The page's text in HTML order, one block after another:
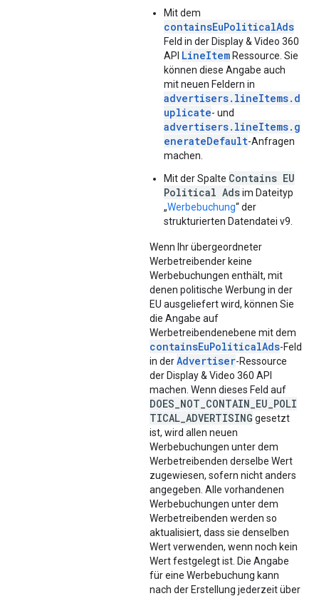
Mit dem
containsEuPoliticalAds
Feld in der Display & Video 360
API LineItem Ressource. Sie
können diese Angabe auch
mit neuen Feldern in
advertisers.lineItems.d
uplicate- und
advertisers.lineItems.g
enerateDefault-Anfragen
machen.
Mit der Spalte Contains EU
Political Adsim Dateityp
„Werbebuchung“ der
strukturierten Datendatei v9.
Wenn Ihr übergeordneter
Werbetreibender keine
Werbebuchungen enthält, mit
denen politische Werbung in der
EU ausgeliefert wird, können Sie
die Angabe auf
Werbetreibendenebene mit dem
containsEuPoliticalAds-Feld
in derAdvertiser-Ressource
der Display & Video 360 API
machen. Wenn dieses Feld auf
DOES_NOT_CONTAIN_EU_POLI
TICAL_ADVERTISING gesetzt
ist, wird allen neuen
Werbebuchungen unter dem
Werbetreibenden derselbe Wert
zugewiesen, sofern nicht anders
angegeben. Alle vorhandenen
Werbebuchungen unter dem
Werbetreibenden werden so
aktualisiert, dass sie denselben
Wert verwenden, wenn noch kein
Wert festgelegt ist. Die Angabe
für eine Werbebuchung kann
nach der Erstellung jederzeit über